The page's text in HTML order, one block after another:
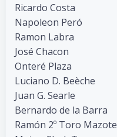
Ricardo Costa
Napoleon Peró
Ramon Labra
José Chacon
Onteré Plaza
Luciano D. Beèche
Juan G. Searle
Bernardo de la Barra
Ramón 2º Toro Mazote